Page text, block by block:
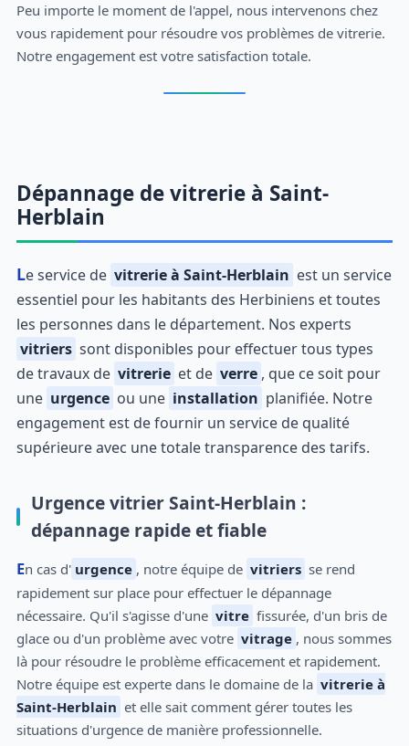
Peu importe le moment de l'appel, nous intervenons chez
vous rapidement pour résoudre vos problèmes de vitrerie.
Notre engagement est votre satisfaction totale.
Dépannage de vitrerie à Saint-
Herblain
Le service de vitrerie à Saint-Herblain est un service
essentiel pour les habitants des Herbiniens et toutes
les personnes dans le département. Nos experts
vitriers sont disponibles pour effectuer tous types
de travaux de vitrerie et de verre , que ce soit pour
une urgence ou une installation planifiée. Notre
engagement est de fournir un service de qualité
supérieure avec une totale transparence des tarifs.
Urgence vitrier Saint-Herblain :
dépannage rapide et fiable
En cas d' urgence , notre équipe de vitriers se rend
rapidement sur place pour effectuer le dépannage
nécessaire. Qu'il s'agisse d'une vitre fissurée, d'un bris de
glace ou d'un problème avec votre vitrage , nous sommes
là pour résoudre le problème efficacement et rapidement.
Notre équipe est experte dans le domaine de la vitrerie à
Saint-Herblain et elle sait comment gérer toutes les
situations d'urgence de manière professionnelle.